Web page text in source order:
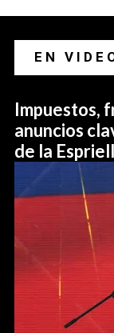
EN
Impuestos,
anuncios
de la